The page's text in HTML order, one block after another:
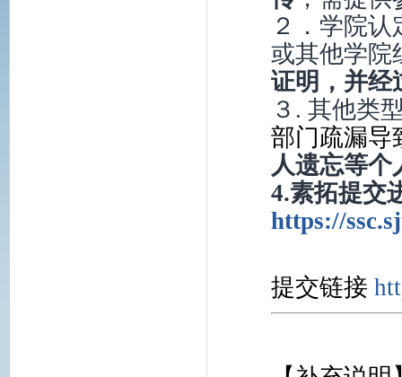
２．学院
或其他学院
证明，并经
３. 其他类
部门疏漏导
人遗忘等个
https://
提交链接